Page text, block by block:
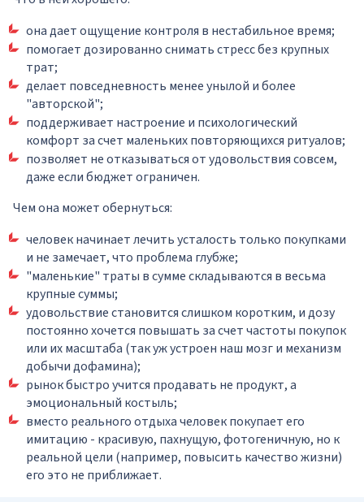
она дает ощущение контроля в нестабильное время;
помогает дозированно снимать стресс без крупных
трат;
делает повседневность менее унылой и более
"авторской";
поддерживает настроение и психологический
комфорт за счет маленьких повторяющихся ритуалов;
позволяет не отказываться от удовольствия совсем,
даже если бюджет ограничен.
Чем она может обернуться:
человек начинает лечить усталость только покупками
и не замечает, что проблема глубже;
"маленькие" траты в сумме складываются в весьма
крупные суммы;
удовольствие становится слишком коротким, и дозу
постоянно хочется повышать за счет частоты покупок
или их масштаба (так уж устроен наш мозг и механизм
добычи дофамина);
рынок быстро учится продавать не продукт, а
эмоциональный костыль;
вместо реального отдыха человек покупает его
имитацию - красивую, пахнущую, фотогеничную, но к
реальной цели (например, повысить качество жизни)
его это не приближает.